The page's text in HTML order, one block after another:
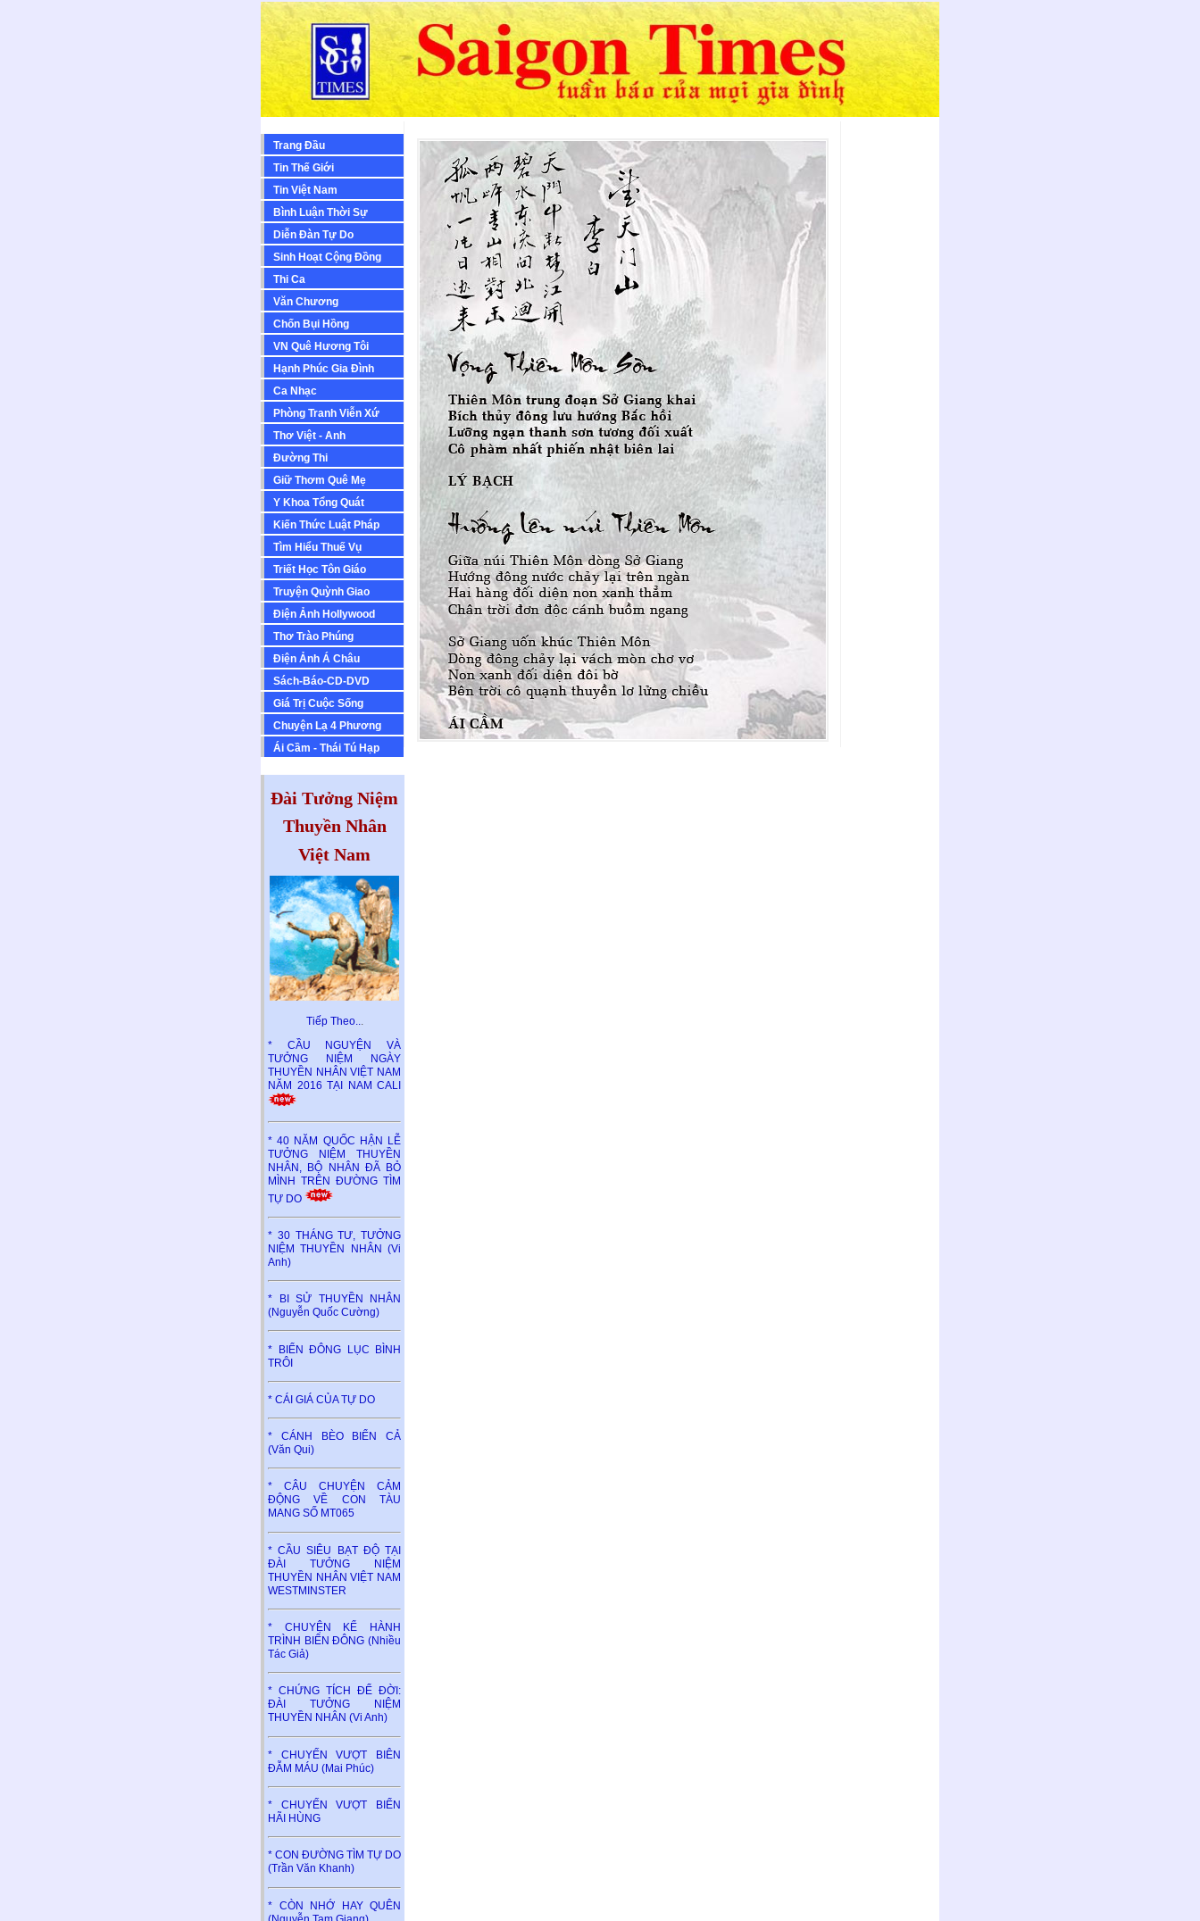
Trang Đầu
Tin Thế Giới
Tin Việt Nam
Bình Luận Thời Sự
Diễn Ðàn Tự Do
Sinh Hoạt Cộng Ðồng
Thi Ca
Văn Chương
Chốn Bụi Hồng
VN Quê Hương Tôi
Hạnh Phúc Gia Đình
Ca Nhạc
Phòng Tranh Viễn Xứ
Thơ Việt - Anh
Ðường Thi
Giữ Thơm Quê Mẹ
Y Khoa Tổng Quát
Kiến Thức Luật Pháp
Tìm Hiểu Thuế Vụ
Triết Học Tôn Giáo
Truyện Quỳnh Giao
Ðiện Ảnh Hollywood
Thơ Trào Phúng
Ðiện Ảnh Á Châu
Sách-Báo-CD-DVD
Giá Trị Cuộc Sống
Chuyện Lạ 4 Phương
Ái Cầm - Thái Tú Hạp
Đài Tưởng Niệm
Thuyền Nhân
Việt Nam
Tiếp Theo...
* CẦU NGUYỆN VÀ
TƯỞNG NIỆM NGÀY
THUYỀN NHÂN VIỆT NAM
NĂM 2016 TẠI NAM CALI
* 40 NĂM QUỐC HẬN LỄ
TƯỞNG NIỆM THUYỀN
NHÂN, BỘ NHÂN ĐÃ BỎ
MÌNH TRÊN ĐƯỜNG TÌM
TỰ DO
* 30 THÁNG TƯ, TƯỞNG
NIỆM THUYỀN NHÂN (Vi
Anh)
* BI SỬ THUYỀN NHÂN
(Nguyễn Quốc Cường)
* BIỂN ĐÔNG LỤC BÌNH
TRÔI
* CÁI GIÁ CỦA TỰ DO
* CÁNH BÈO BIỂN CẢ
(Văn Qui)
* CÂU CHUYỆN CẢM
ĐỘNG VỀ CON TÀU
MANG SỐ MT065
* CẦU SIÊU BẠT ĐỘ TẠI
ĐÀI TƯỞNG NIỆM
THUYỀN NHÂN VIỆT NAM
WESTMINSTER
* CHUYỆN KỂ HÀNH
TRÌNH BIỂN ĐÔNG (Nhiều
Tác Giả)
* CHỨNG TÍCH ĐỂ ĐỜI:
ĐÀI TƯỞNG NIỆM
THUYỀN NHÂN (Vi Anh)
* CHUYẾN VƯỢT BIÊN
ĐẪM MÁU (Mai Phúc)
* CHUYẾN VƯỢT BIỂN
HÃI HÙNG
* CON ĐƯỜNG TÌM TỰ DO
(Trần Văn Khanh)
* CÒN NHỚ HAY QUÊN